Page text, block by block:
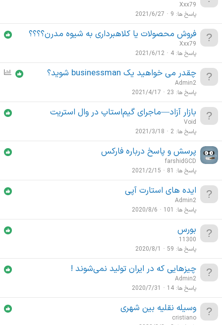
Xxx79
پاسخ ها 9
2021/6/27
فروش محصولات یا کلاهبرداری به شیوه مدرن؟؟؟؟
Xxx79
پاسخ ها 4
2021/6/12
ن
ن
چقدر می خواهید یک businessman شوید؟
Admin2
پاسخ ها 23
2021/4/17
بازار آزاد—ماجرای گیم‌استاپ در وال استریت
Void
پاسخ ها 2
2021/3/18
پرسش و پاسخ درباره فارکس
farshidGCD
پاسخ ها
81
2021/2/15
ایده های استارت آپی
Admin2
پاسخ ها
101
2020/8/6
بورس
11300
پاسخ ها 59
2020/8/1
چیزهایی که در ایران تولید نمی‌شوند !
Admin2
پاسخ ها 14
2020/7/31
وسیله نقلیه بین شهری
cristiano